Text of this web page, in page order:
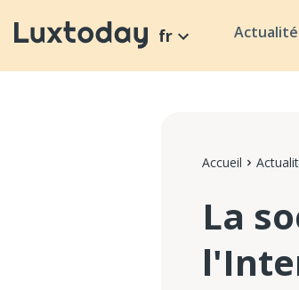
fr
Accueil
La